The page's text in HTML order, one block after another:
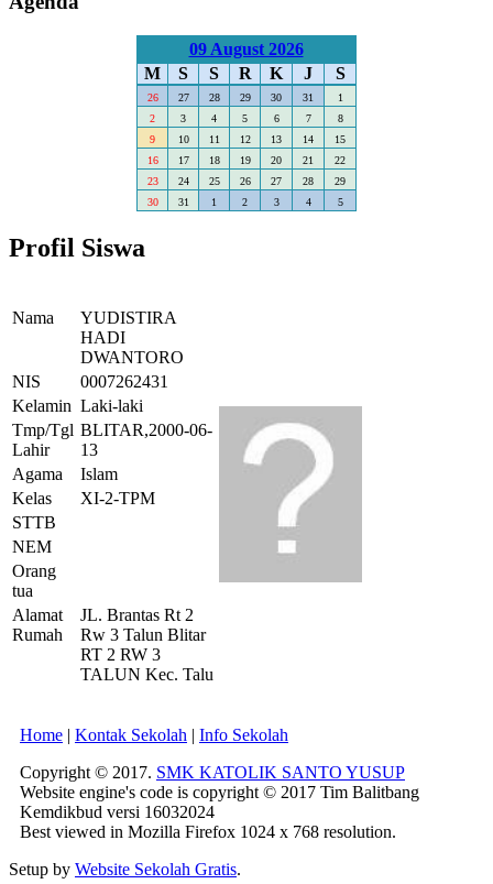
09 August 2026
M
S S R K J S
26 27 28 29 30 31
1
2
3 4 5 6 7
8
9
10 11 12 13 14
15
16
17 18 19 20 21
22
23
24 25 26 27 28
29
30
31 1 2 3 4 5
Profil Siswa
Nama
YUDISTIRA
HADI
DWANTORO
NIS
0007262431
Kelamin Laki-laki
Tmp/Tgl
Lahir
BLITAR,2000-06-
13
Agama
Islam
Kelas
XI-2-TPM
STTB
NEM
Orang
tua
Alamat
Rumah
JL. Brantas Rt 2
Rw 3 Talun Blitar
RT 2 RW 3
TALUN Kec. Talu
Home | Kontak Sekolah | Info Sekolah
Copyright © 2017. SMK KATOLIK SANTO YUSUP
Website engine's code is copyright © 2017 Tim Balitbang
Kemdikbud versi 16032024
Best viewed in Mozilla Firefox 1024 x 768 resolution.
Setup by Website Sekolah Gratis.